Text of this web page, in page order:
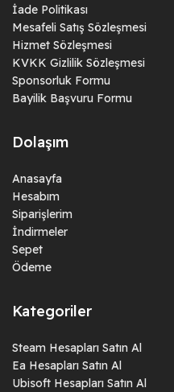
League Of Legends RP satın
Riot Points, League of Legends
deneyimlerini özelleştiren ve
Şampiyonlar, kostümler ve diğer
oyun içindeki kimliklerini ifade
getirebilirsiniz.
İade Politikası
Mesafeli Satış Sözleşmesi
Hizmet Sözleşmesi
KVKK Gizlilik Sözleşmesi
Sponsorluk Formu
Bayilik Başvuru Formu
Dolaşım
Anasayfa
Hesabım
Siparişlerim
İndirmeler
Sepet
Ödeme
Kategoriler
Steam Hesapları Satın Al
Ea Hesapları Satın Al
Ubisoft Hesapları Satın Al